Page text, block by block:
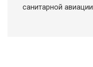
санитарной авиации